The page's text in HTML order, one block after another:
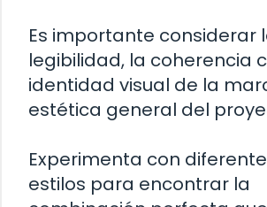
Es importante considerar
legibilidad, la coherencia
identidad visual de la
estética general del
Experimenta con
estilos para encontrar la